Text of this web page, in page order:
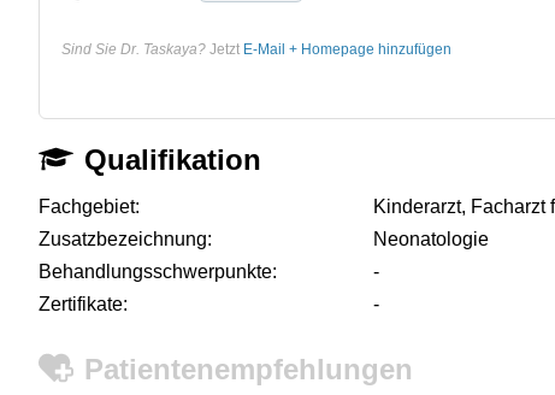
Sind Sie Dr. Taskaya? Jetzt E-Mail + Homepage hinzufügen
Qualifikation
Fachgebiet:
Kinderarzt, Facharzt
Zusatzbezeichnung:
Neonatologie
Behandlungsschwerpunkte:
-
Zertifikate:
-
Patientenempfehlungen